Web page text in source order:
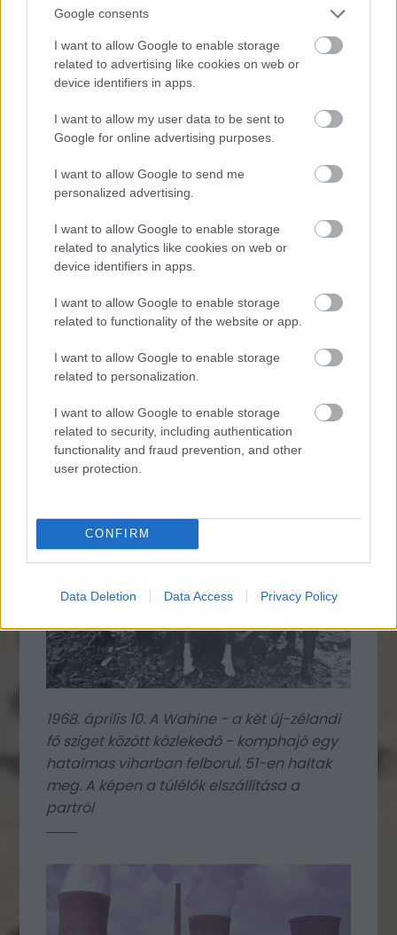
Google consents
I want to allow Google to enable storage
related to advertising like cookies on web or
device identifiers in apps.
I want to allow my user data to be sent to
Google for online advertising purposes.
I want to allow Google to send me
personalized advertising.
I want to allow Google to enable storage
related to analytics like cookies on web or
device identifiers in apps.
I want to allow Google to enable storage
related to functionality of the website or app.
I want to allow Google to enable storage
related to personalization.
I want to allow Google to enable storage
related to security, including authentication
functionality and fraud prevention, and other
user protection.
CONFIRM
Data Deletion Data Access Privacy Policy
1966. Recepcióspult a Peugeot
főhadiszállásán Av. Grande Armée, Párizs
1968. április 10. A Wahine - a két új-zélandi
fő sziget között közlekedő - komphajó egy
hatalmas viharban felborul. 51-en haltak
meg. A képen a túlélők elszállítása a
partról